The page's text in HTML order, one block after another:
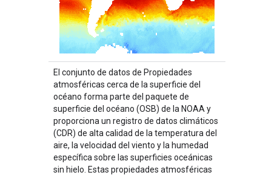
El conjunto de datos de Propiedades
atmosféricas cerca de la superficie del
océano forma parte del paquete de
superficie del océano (OSB) de la NOAA y
proporciona un registro de datos climáticos
(CDR) de alta calidad de la temperatura del
aire, la velocidad del viento y la humedad
específica sobre las superficies oceánicas
sin hielo. Estas propiedades atmosféricas